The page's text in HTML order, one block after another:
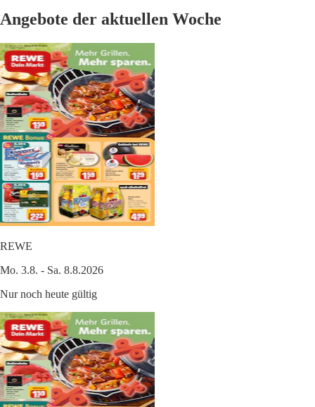
Angebote der aktuellen Woche
REWE
Mo. 3.8. - Sa. 8.8.2026
Nur noch heute gültig